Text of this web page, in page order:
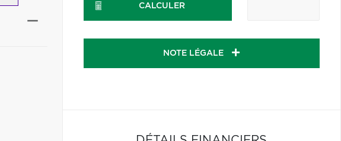
CALCULER
NOTE LÉGALE